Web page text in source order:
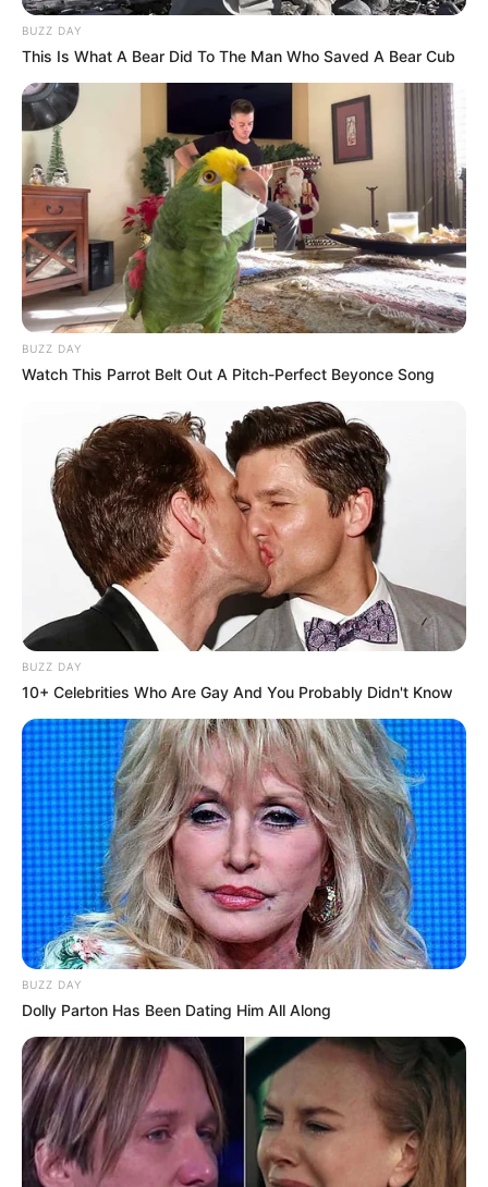
BUZZ DAY
This Is What A Bear Did To The Man Who Saved A Bear Cub
BUZZ DAY
Watch This Parrot Belt Out A Pitch-Perfect Beyonce Song
BUZZ DAY
10+ Celebrities Who Are Gay And You Probably Didn't Know
BUZZ DAY
Dolly Parton Has Been Dating Him All Along